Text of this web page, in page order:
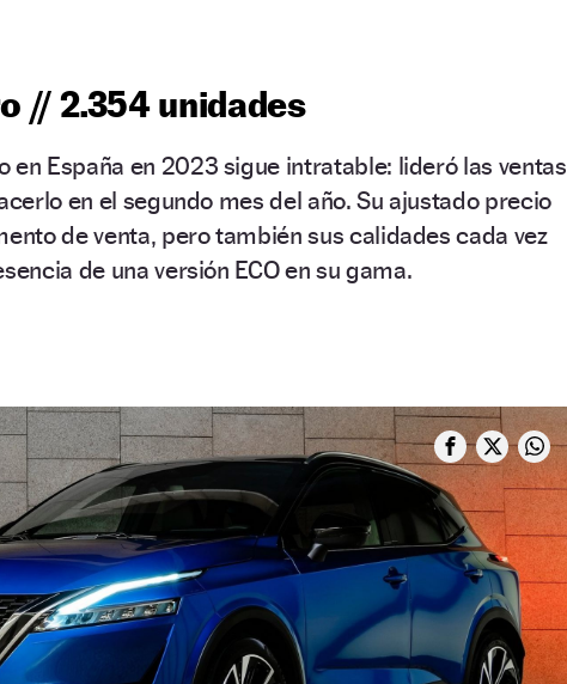
// 2.354 unidades
en España en 2023 sigue intratable: lideró las ventas
en el segundo mes del año. Su ajustado precio
de venta, pero también sus calidades cada vez
de una versión ECO en su gama.